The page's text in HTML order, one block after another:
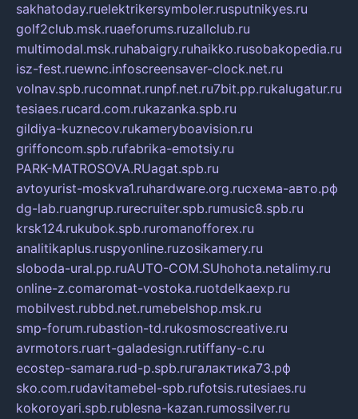
sakhatoday.ruelektrikersymboler.rusputnikyes.ru
golf2club.msk.ruaeforums.ruzallclub.ru
multimodal.msk.ruhabaigry.ruhaikko.rusobakopedia.ru
isz-fest.ruewnc.infoscreensaver-clock.net.ru
volnav.spb.rucomnat.runpf.net.ru7bit.pp.rukalugatur.ru
tesiaes.rucard.com.rukazanka.spb.ru
gildiya-kuznecov.rukameryboavision.ru
griffoncom.spb.rufabrika-emotsiy.ru
PARK-MATROSOVA.RUagat.spb.ru
avtoyurist-moskva1.ruhardware.org.ruсхема-авто.рф
dg-lab.ruangrup.rurecruiter.spb.rumusic8.spb.ru
krsk124.rukubok.spb.ruromanofforex.ru
analitikaplus.ruspyonline.ruzosikamery.ru
sloboda-ural.pp.ruAUTO-COM.SUhohota.netalimy.ru
online-z.comaromat-vostoka.ruotdelkaexp.ru
mobilvest.rubbd.net.rumebelshop.msk.ru
smp-forum.rubastion-td.rukosmoscreative.ru
avrmotors.ruart-galadesign.rutiffany-c.ru
ecostep-samara.rud-p.spb.ruгалактика73.рф
sko.com.rudavitamebel-spb.rufotsis.rutesiaes.ru
kokoroyari.spb.rublesna-kazan.rumossilver.ru